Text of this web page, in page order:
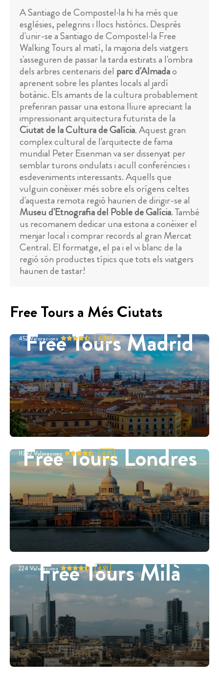
A Santiago de Compostel·la hi ha més que
esglésies, pelegrins i llocs històrics. Després
d'unir-se a Santiago de Compostel·la Free
Walking Tours al matí, la majoria dels viatgers
s'asseguren de passar la tarda estirats a l'ombra
dels arbres centenaris del parc d'Almadao
aprenent sobre les plantes locals al jardí
botànic. Els amants de la cultura probablement
preferiran passar una estona lliure apreciant la
impressionant arquitectura futurista de la
Ciutat de la Cultura de Galícia. Aquest gran
complex cultural de l'arquitecte de fama
mundial Peter Eisenman va ser dissenyat per
semblar turons ondulats i acull conferències i
esdeveniments interessants. Aquells que
vulguin conèixer més sobre els orígens celtes
d'aquesta remota regió haurien de dirigir-se al
Museu d'Etnografia del Poble de Galícia. També
us recomanem dedicar una estona a conèixer el
menjar local i comprar records al gran Mercat
Central. El formatge, el pa i el vi blanc de la
regió són productes típics que tots els viatgers
haurien de tastar!
Free Tours a Més Ciutats
Free Tours Madrid
452 Valoracions 4.87
Free Tours Londres
11332Valoracions 4.91
Free Tours Milà
224 Valoracions 4.91